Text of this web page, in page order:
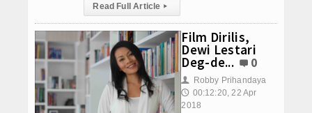
Read Full Article ▸
Film Dirilis,
Dewi Lestari
Deg-de... 0
👤 Robby Prihandaya
🕔 00:12:20, 22 Apr
2018